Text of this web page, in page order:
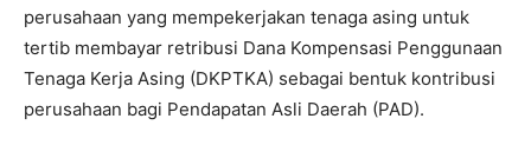
perusahaan yang mempekerjakan tenaga asing untuk
tertib membayar retribusi Dana Kompensasi Penggunaan
Tenaga Kerja Asing (DKPTKA) sebagai bentuk kontribusi
perusahaan bagi Pendapatan Asli Daerah (PAD).